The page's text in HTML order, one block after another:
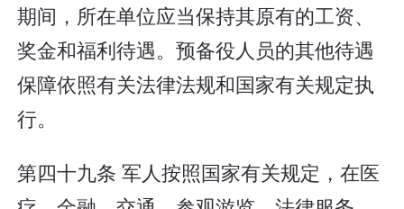
期间，所在单位应当保持其原有的工资、
奖金和福利待遇。预备役人员的其他待遇
保障依照有关法律法规和国家有关规定执
行。
第四十九条 军人按照国家有关规定，在医